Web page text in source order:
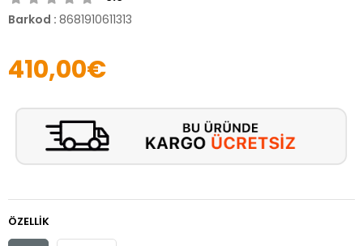
Barkod : 8681910611313
410,00€
ÖZELLIK